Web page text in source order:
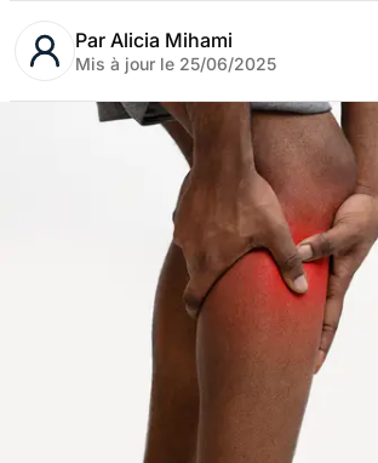
Par Alicia Mihami
Mis à jour le 25/06/2025